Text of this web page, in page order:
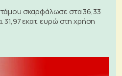
σκαρφάλωσε στα 36,33
31,97 εκατ. ευρώ στη χρήση